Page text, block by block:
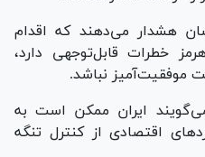
هشدار می‌دهند که اقدام
خطرات قابل‌توجهی دارد،
موفقیت‌آمیز نباشد.
می‌گویند ایران ممکن است به
اقتصادی از کنترل تنگه